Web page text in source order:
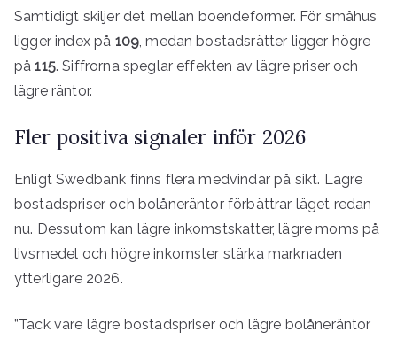
Samtidigt skiljer det mellan boendeformer. För småhus
ligger index på 109, medan bostadsrätter ligger högre
på115. Siffrorna speglar effekten av lägre priser och
lägre räntor.
Fler positiva signaler inför 2026
Enligt Swedbank finns flera medvindar på sikt. Lägre
bostadspriser och bolåneräntor förbättrar läget redan
nu. Dessutom kan lägre inkomstskatter, lägre moms på
livsmedel och högre inkomster stärka marknaden
ytterligare 2026.
”Tack vare lägre bostadspriser och lägre bolåneräntor